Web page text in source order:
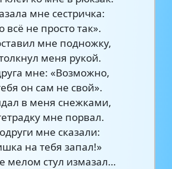
мне сестричка:
всё не просто так».
мне подножку,
меня рукой.
мне: «Возможно,
он сам не свой».
в меня снежками,
мне порвал.
мне сказали:
на тебя запал!»
мелом стул измазал…